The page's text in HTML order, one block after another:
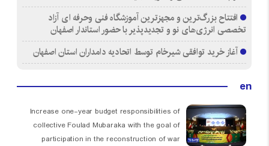
افتتاح بزرگ‌ترین و مجهزترین آموزشگاه فنی وحرفه ای آزاد
تخصصی انرژی‌های نو و تجدیدپذیر با حضور استاندار اصفهان
آغاز خرید توافقی شیرخام توسط اتحادیه دامداران استان اصفهان
en
Increase one-year budget responsibilities of
collective Foulad Mubaraka with the goal of
participation in the reconstruction of war